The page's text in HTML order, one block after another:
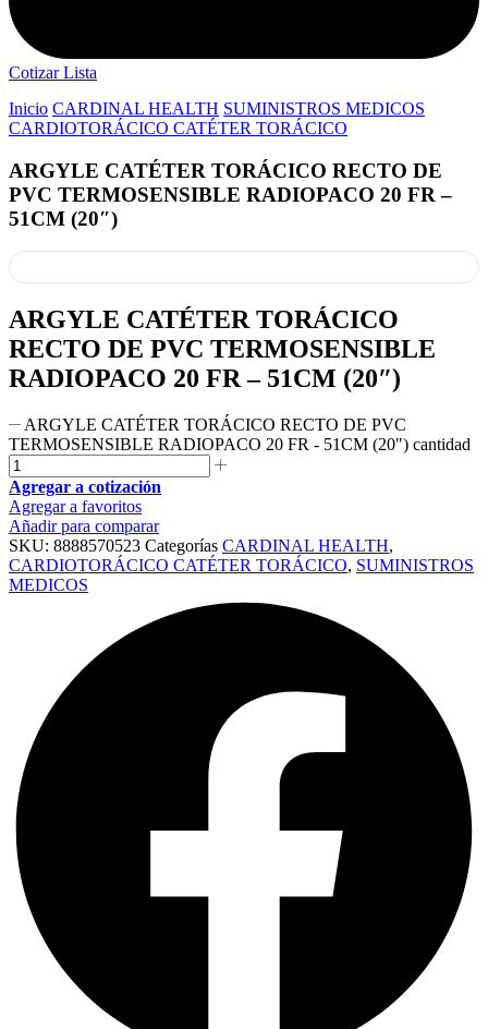
Cotizar Lista
Inicio CARDINAL HEALTH SUMINISTROS MEDICOS
CARDIOTORÁCICO CATÉTER TORÁCICO
ARGYLE CATÉTER TORÁCICO RECTO DE
PVC TERMOSENSIBLE RADIOPACO 20 FR –
51CM (20″)
ARGYLE CATÉTER TORÁCICO
RECTO DE PVC TERMOSENSIBLE
RADIOPACO 20 FR – 51CM (20″)
ARGYLE CATÉTER TORÁCICO RECTO DE PVC
TERMOSENSIBLE RADIOPACO 20 FR - 51CM (20") cantidad
Agregar a cotización
Agregar a favoritos
Añadir para comparar
SKU: 8888570523 Categorías CARDINAL HEALTH,
CARDIOTORÁCICO CATÉTER TORÁCICO, SUMINISTROS
MEDICOS